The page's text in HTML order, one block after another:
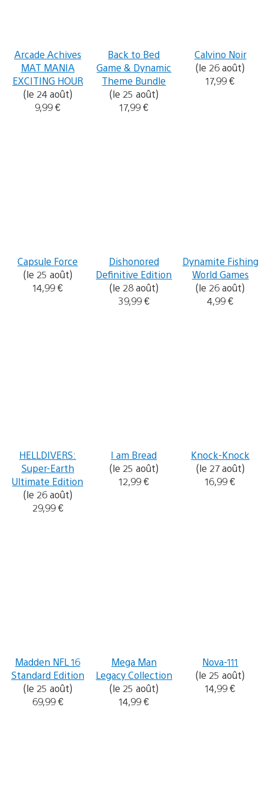
Arcade Achives
MAT MANIA
EXCITING HOUR
(le 24 août)
9,99 €
Back to Bed
Game & Dynamic
Theme Bundle
(le 25 août)
17,99 €
Calvino Noir
(le 26 août)
17,99 €
Capsule Force
(le 25 août)
14,99 €
Dishonored
Definitive Edition
(le 28 août)
39,99 €
Dynamite Fishing
World Games
(le 26 août)
4,99 €
HELLDIVERS:
Super-Earth
Ultimate Edition
(le 26 août)
29,99 €
I am Bread
(le 25 août)
12,99 €
Knock-Knock
(le 27 août)
16,99 €
Madden NFL 16
Standard Edition
(le 25 août)
69,99 €
Mega Man
Legacy Collection
(le 25 août)
14,99 €
Nova-111
(le 25 août)
14,99 €